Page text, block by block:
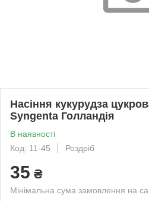
Насіння кукурудза
Syngenta Голландія
В наявності
Код: 11-45
Роздріб
35 ₴
Мінімальна сума замовлення на